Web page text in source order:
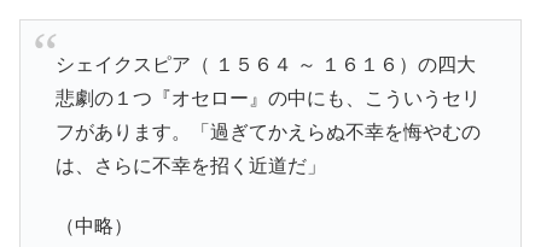
シェイクスピア（ １５６４ ～ １６１６）の四大
悲劇の１つ『オセロー』の中にも、こういうセリ
フがあります。「過ぎてかえらぬ不幸を悔やむの
は、さらに不幸を招く近道だ」
（中略）